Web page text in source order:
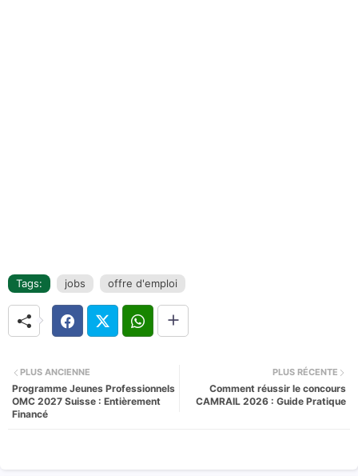
Tags: jobs offre d'emploi
PLUS RÉCENTE
Comment réussir le concours
CAMRAIL 2026 : Guide Pratique
PLUS ANCIENNE
Programme Jeunes Professionnels
OMC 2027 Suisse : Entièrement
Financé